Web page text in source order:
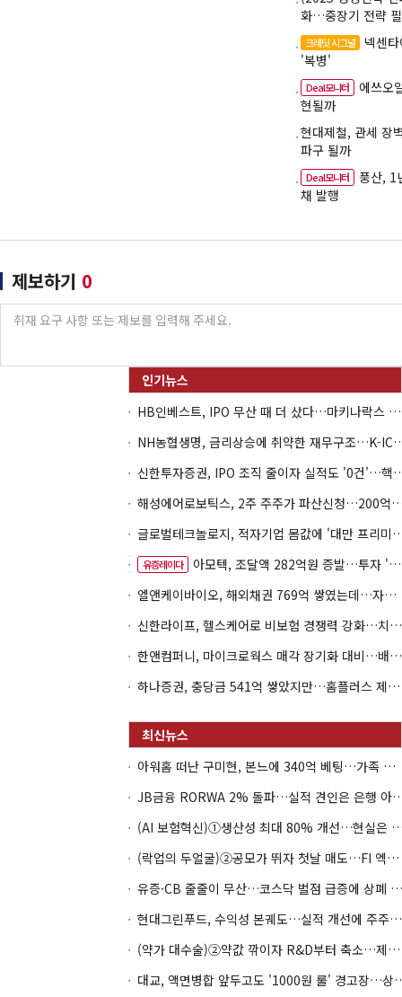
화…중장기 전략
크레딧 시그널
넥센
'복병'
Deal모니터
에쓰오
현될까
현대제철, 관세 장
파구 될까
Deal모니터
풍산, 1
채 발행
제보하기 0
HB인베스트, IPO 무산 때 더 샀다…마키나락스 투자 2.7배 회수
NH농협생명, 금리상승에 취
신한투자증권, IPO 조직 줄
해성에어로보틱스, 2주 주주가 파산
글로벌테크놀로지, 적자기업 몸값
유증레이다
아모텍, 조달액 282억원 증발…투자 '속도 조절' 불가피
엘앤케이바이오, 해외채권 769억 쌓였는데…자회사 4곳 자본잠식
신한라이프, 헬스케어로 비보험 경쟁력 강화…치매·간병 공략
한앤컴퍼니, 마이크로웍스 매각 장기화 대비…배당 회수판 깔았다
하나증권, 충당금 541억 쌓았지만…홈플러스 제재는 추가 비용 불씨
아워홈 떠난 구미현, 본느에 340억 베팅…가족 지배체제 구축
JB금융 RORWA 2% 돌파…실
(AI 보험혁신)①생산성 최대 80%
(락업의 두얼굴)②공모가 뛰자 첫날 매도…FI 엑시트 전략 갈렸다
유증·CB 줄줄이 무산…코스닥 벌점 급증에 상폐 압박
현대그린푸드, 수익성 본궤도…실적 개선에 주주환원까지
(약가 대수술)②약값 깎이자 R&D부터 축소…제약업계 비상경영 돌입
대교, 액면병합 앞두고